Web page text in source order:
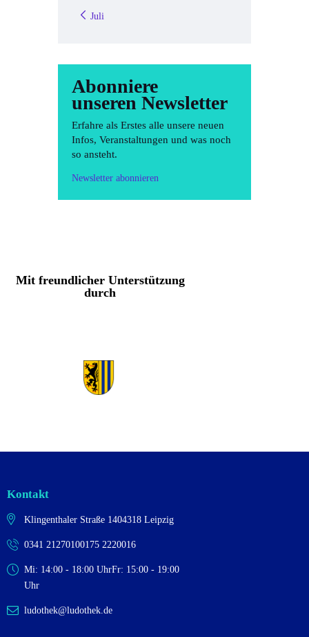
« Juli
Abonniere
unseren Newsletter
Erfahre als Erstes alle unsere neuen
Infos, Veranstaltungen und was noch
so ansteht.
Newsletter abonnieren
Mit freundlicher Unterstützung
durch
Kontakt
Klingenthaler Straße 1404318 Leipzig
0341 21270100175 2220016
Mi: 14:00 - 18:00 UhrFr: 15:00 - 19:00
Uhr
ludothek@ludothek.de